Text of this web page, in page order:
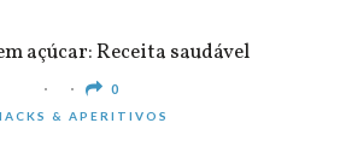
açúcar: Receita saudável
0
& APERITIVOS